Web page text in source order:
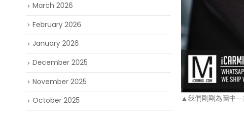
▲我們剛剛為圖中
March 2026
February 2026
January 2026
December 2025
November 2025
October 2025